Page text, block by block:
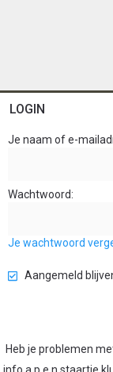
LOGIN
Je naam of e-
Wachtwoord
Je wachtwoord
Aangemeld
Heb je problemen